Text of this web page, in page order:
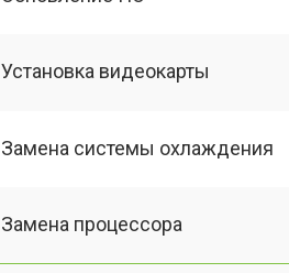
Установка видеокарты
Замена системы охлаждения
Замена процессора